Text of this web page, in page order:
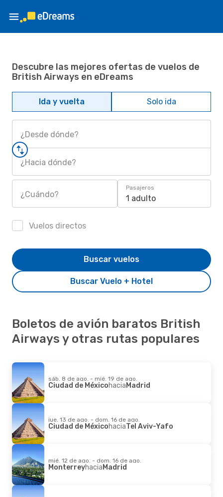
Descubre las mejores ofertas de vuelos de
British Airways en eDreams
Ida y vuelta Solo ida
¿Desde dónde?
¿Hacia dónde?
¿Cuándo?
Pasajeros
1 adulto
Vuelos directos
Buscar Vuelo + Hotel
Buscar vuelos
Boletos de avión baratos British
Airways y otras rutas populares
sáb. 8 de ago. - mié. 19 de ago.
Ciudad de MéxicohaciaMadrid
jue. 13 de ago. - dom. 16 de ago.
Ciudad de MéxicohaciaTel Aviv-Yafo
mié. 12 de ago. - dom. 16 de ago.
MonterreyhaciaMadrid